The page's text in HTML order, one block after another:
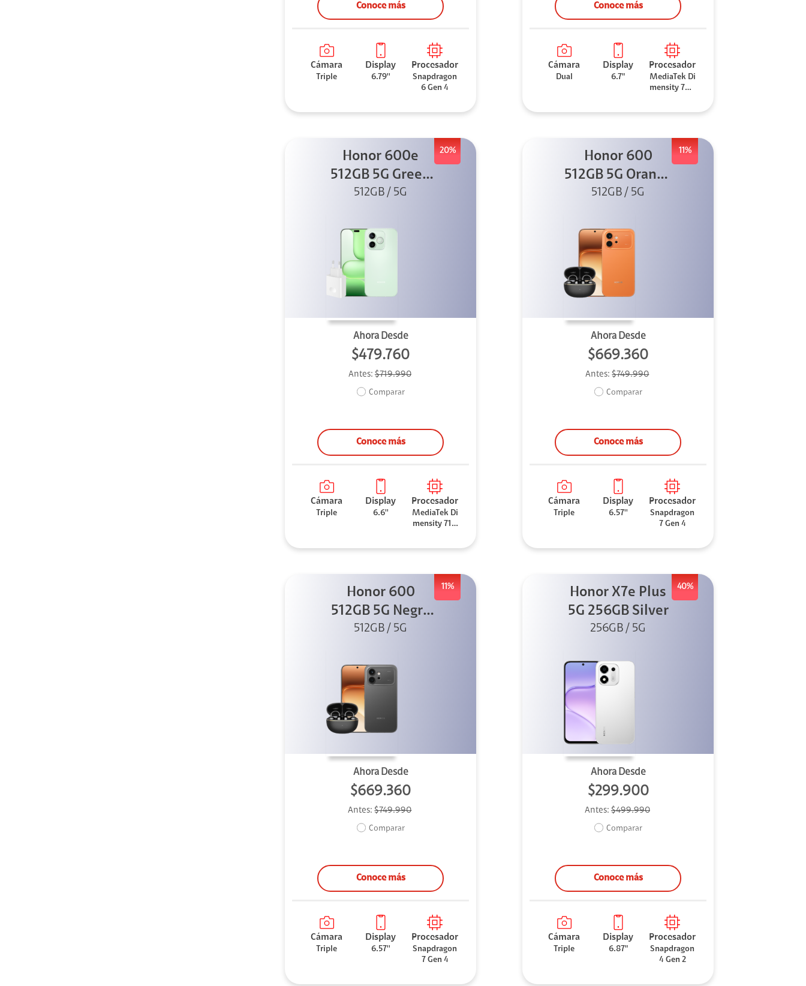
Conoce más
Cámara
Triple
Display
6.79''
Procesador
Snapdragon
6 Gen 4
Conoce más
Cámara
Dual
Display
6.7"
Procesador
MediaTek Di
mensity 706
20%
Honor 600e
512GB 5G Green
+ 45W
512GB / 5G
Ahora Desde
$479.760
Antes: $719.990
Comparar
Conoce más
Cámara
Triple
Display
6.6''
Procesador
MediaTek Di
mensity 710
11%
Honor 600
512GB 5G Orange
+ Clip 2
512GB / 5G
Ahora Desde
$669.360
Antes:$749.990
Comparar
Conoce más
Cámara
Triple
Display
6.57''
Procesador
Snapdragon
7 Gen 4
11%
Honor 600
512GB 5G Negro
+ Clip 2
512GB / 5G
Ahora Desde
$669.360
Antes:$749.990
Comparar
Conoce más
Cámara
Triple
Display
6.57''
Procesador
Snapdragon
7 Gen 4
40%
Honor X7e Plus
5G 256GB Silver
256GB / 5G
Ahora Desde
$299.900
Antes: $499.990
Comparar
Conoce más
Cámara
Triple
Display
6.87"
Procesador
Snapdragon
4 Gen 2